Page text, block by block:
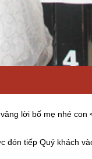
lời bố mẹ nhé con
đón tiếp Quý khách